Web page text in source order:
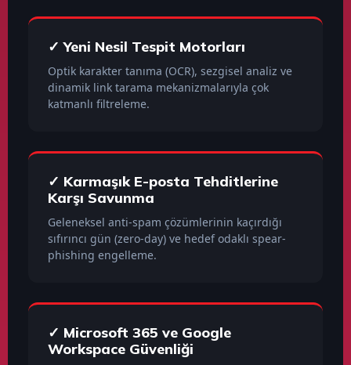
✓ Yeni Nesil Tespit Motorları
Optik karakter tanıma (OCR), sezgisel analiz ve
dinamik link tarama mekanizmalarıyla çok
katmanlı filtreleme.
✓ Karmaşık E-posta Tehditlerine
Karşı Savunma
Geleneksel anti-spam çözümlerinin kaçırdığı
sıfırıncı gün (zero-day) ve hedef odaklı spear-
phishing engelleme.
✓ Microsoft 365 ve Google
Workspace Güvenliği